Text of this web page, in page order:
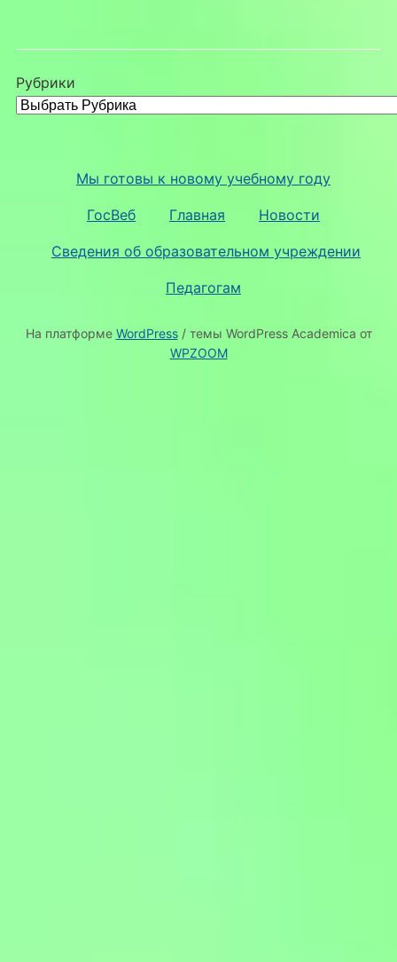
Рубрики
Мы готовы к новому учебному году
ГосВеб Главная Новости
Сведения об образовательном учреждении
Педагогам
На платформе WordPress/ темы WordPress Academica от
WPZOOM